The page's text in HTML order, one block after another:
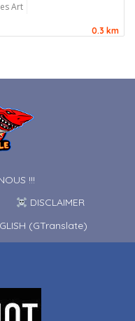
Art
0.3 km
!!!
DISCLAIMER
(GTranslate)